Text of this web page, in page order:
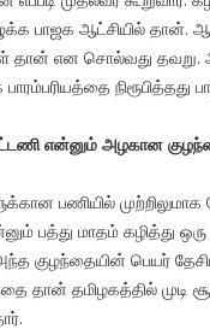
பாஜக ஆட்சியில் தான்.
தான் என சொல்வது தவறு.
நிரூபித்தது
என்னும் அழகான
பணியில்
பத்து மாதம் கழித்து
அந்த குழந்தையின் பெயர்
தான் தமிழகத்தில் முடி